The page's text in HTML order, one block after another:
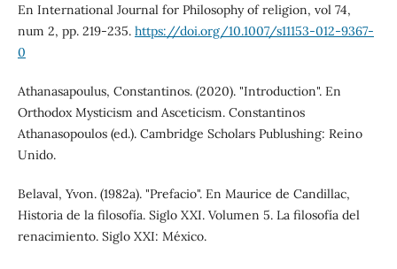
En International Journal for Philosophy of religion, vol 74,
num 2, pp. 219-235. https://doi.org/10.1007/s11153-012-9367-
0
Athanasapoulus, Constantinos. (2020). "Introduction". En
Orthodox Mysticism and Asceticism. Constantinos
Athanasopoulos (ed.). Cambridge Scholars Publushing: Reino
Unido.
Belaval, Yvon. (1982a). "Prefacio". En Maurice de Candillac,
Historia de la filosofía. Siglo XXI. Volumen 5. La filosofía del
renacimiento. Siglo XXI: México.